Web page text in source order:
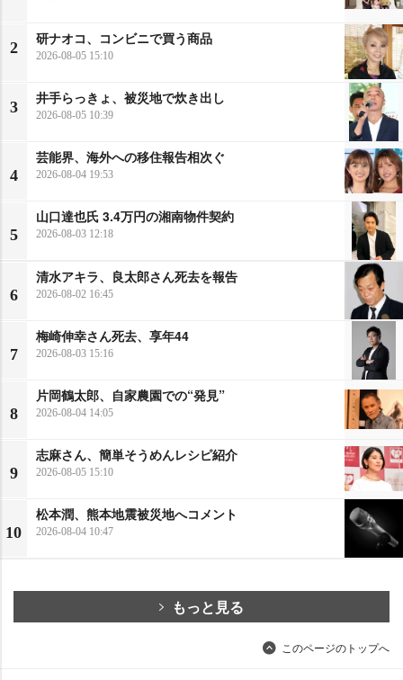
2
研ナオコ、コンビニで買う商品
2026-08-05 15:10
3
井手らっきょ、被災地で炊き出し
2026-08-05 10:39
4
芸能界、海外への移住報告相次ぐ
2026-08-04 19:53
5
山口達也氏 3.4万円の湘南物件契約
2026-08-03 12:18
6
清水アキラ、良太郎さん死去を報告
2026-08-02 16:45
7
梅崎伸幸さん死去、享年44
2026-08-03 15:16
8
片岡鶴太郎、自家農園での“発見”
2026-08-04 14:05
9
志麻さん、簡単そうめんレシピ紹介
2026-08-05 15:10
10
松本潤、熊本地震被災地へコメント
2026-08-04 10:47
もっと見る
このページのトップへ